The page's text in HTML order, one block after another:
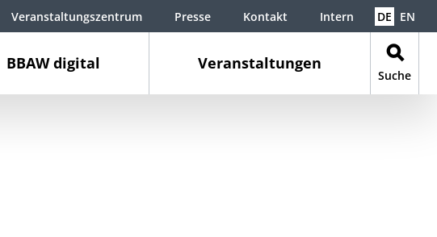
BBAW digital Veranstaltungen
Suche
Veranstaltungszentrum Presse Kontakt Intern DE EN